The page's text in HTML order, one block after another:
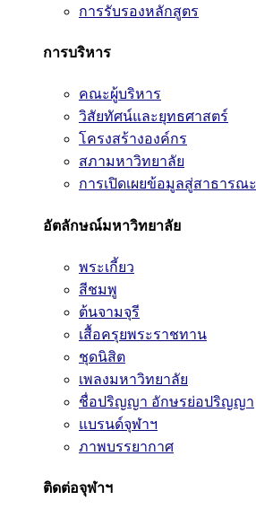
การรับรองหลักสูตร
การบริหาร
คณะผู้บริหาร
วิสัยทัศน์และยุทธศาสตร์
โครงสร้างองค์กร
สภามหาวิทยาลัย
การเปิดเผยข้อมูลสู่สาธารณะ
อัตลักษณ์มหาวิทยาลัย
พระเกี้ยว
สีชมพู
ต้นจามจุรี
เสื้อครุยพระราชทาน
ชุดนิสิต
เพลงมหาวิทยาลัย
ชื่อปริญญา อักษรย่อปริญญา
แบรนด์จุฬาฯ
ภาพบรรยากาศ
ติดต่อจุฬาฯ